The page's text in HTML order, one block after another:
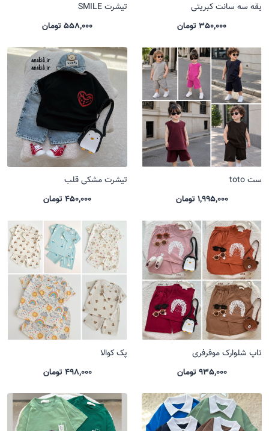
یقه سه سانت کبریتی
350,000 تومان
تیشرت SMILE
558,000 تومان
ست toto
1,995,000 تومان
تیشرت مشکی قلب
450,000 تومان
تاپ شلوارک موفرفری
935,000 تومان
پک کوالا
498,000 تومان